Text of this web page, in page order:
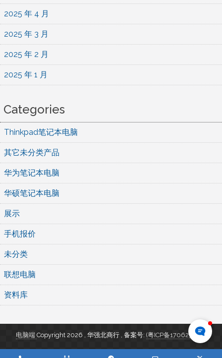
2025 年 4 月
2025 年 3 月
2025 年 2 月
2025 年 1 月
Categories
Thinkpad笔记本电脑
其它未分类产品
华为笔记本电脑
华硕笔记本电脑
展示
手机报价
未分类
联想电脑
资料库
电脑端Copyright 2026 , 华强北商行 ,备案号:(粤ICP备17062346号)